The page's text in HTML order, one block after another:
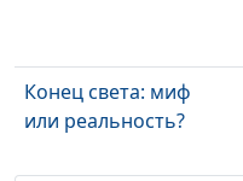
Конец света: миф
или реальность?